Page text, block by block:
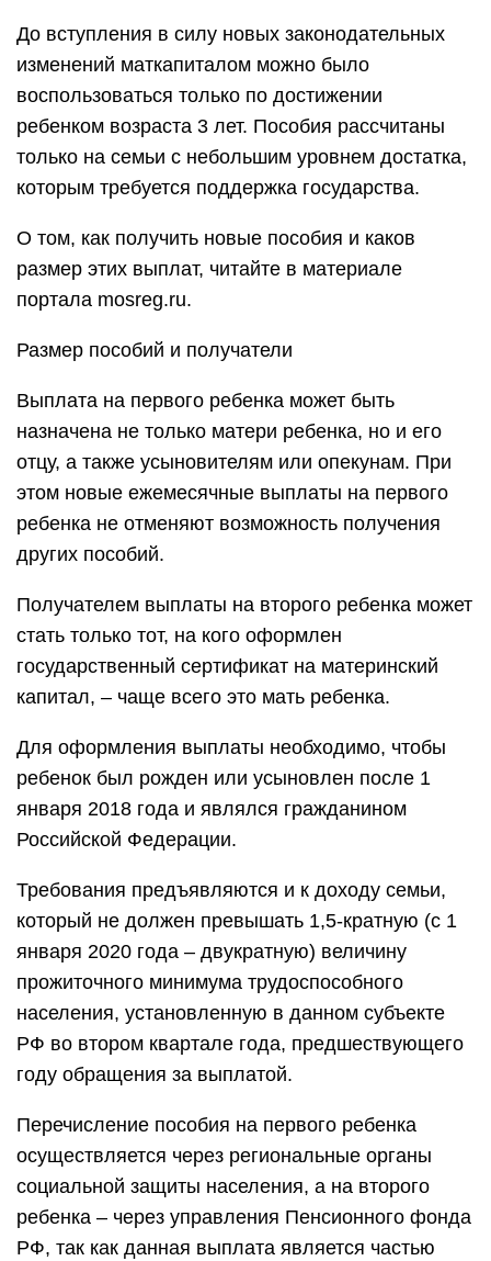
До вступления в силу новых законодательных
изменений маткапиталом можно было
воспользоваться только по достижении
ребенком возраста 3 лет. Пособия рассчитаны
только на семьи с небольшим уровнем достатка,
которым требуется поддержка государства.
О том, как получить новые пособия и каков
размер этих выплат, читайте в материале
портала mosreg.ru.
Размер пособий и получатели
Выплата на первого ребенка может быть
назначена не только матери ребенка, но и его
отцу, а также усыновителям или опекунам. При
этом новые ежемесячные выплаты на первого
ребенка не отменяют возможность получения
других пособий.
Получателем выплаты на второго ребенка может
стать только тот, на кого оформлен
государственный сертификат на материнский
капитал, – чаще всего это мать ребенка.
Для оформления выплаты необходимо, чтобы
ребенок был рожден или усыновлен после 1
января 2018 года и являлся гражданином
Российской Федерации.
Требования предъявляются и к доходу семьи,
который не должен превышать 1,5-кратную (с 1
января 2020 года – двукратную) величину
прожиточного минимума трудоспособного
населения, установленную в данном субъекте
РФ во втором квартале года, предшествующего
году обращения за выплатой.
Перечисление пособия на первого ребенка
осуществляется через региональные органы
социальной защиты населения, а на второго
ребенка – через управления Пенсионного фонда
РФ, так как данная выплата является частью